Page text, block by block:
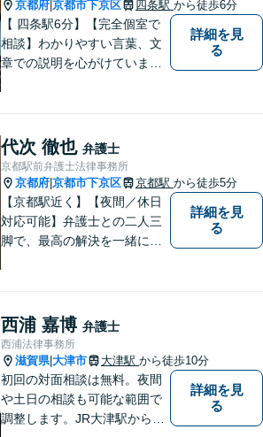
頼者様とともにより良い解決
を目指します。
京都府 京都市下京区 四条駅 から徒歩6分
【 四条駅6分】【完全個室で
相談】わかりやすい言葉、文
章での説明を心がけていま
気軽にご相談下さい。
詳細を見
る
代次 徹也 弁護士
京都駅前弁護士法律事務所
京都府 京都市下京区 京都駅 から徒歩5分
【京都駅近く】【夜間／休日
対応可能】弁護士との二人三
脚で、最高の解決を一緒に目
可能です。【地域に根ざした
弁護士】まずは当事務所の無
料法律相談をご体験くださ
い。
詳細を見
る
西浦 嘉博 弁護士
西浦法律事務所
滋賀県|大津市 大津駅 から徒歩10分
初回の対面相談は無料。夜間
や土日の相談も可能な範囲で
調整します。JR大津駅から徒
詳細を見
る